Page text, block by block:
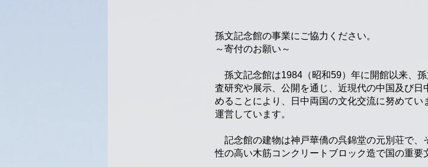
孫文記念館の事業にご協力ください。
～寄付のお願い～
孫文記念館は1984（昭和59）年に開館以来、
査研究や展示、公開を通じ、近現代の中国及び
めることにより、日中両国の文化交流に努めて
運営しています。
記念館の建物は神戸華僑の呉錦堂の元別荘で、
性の高い木筋コンクリートブロック造で国の重要